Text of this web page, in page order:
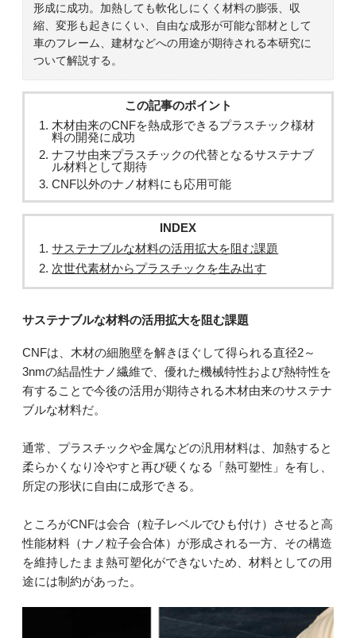
形成に成功。加熱しても軟化しにくく材料の膨張、収
縮、変形も起きにくい、自由な成形が可能な部材として
車のフレーム、建材などへの用途が期待される本研究に
ついて解説する。
この記事のポイント
木材由来のCNFを熱成形できるプラスチック様材
料の開発に成功
ナフサ由来プラスチックの代替となるサステナブ
ル材料として期待
CNF以外のナノ材料にも応用可能
INDEX
サステナブルな材料の活用拡大を阻む課題
次世代素材からプラスチックを生み出す
サステナブルな材料の活用拡大を阻む課題
CNFは、木材の細胞壁を解きほぐして得られる直径2～
3nmの結晶性ナノ繊維で、優れた機械特性および熱特性を
有することで今後の活用が期待される木材由来のサステナ
ブルな材料だ。
通常、プラスチックや金属などの汎用材料は、加熱すると
柔らかくなり冷やすと再び硬くなる「熱可塑性」を有し、
所定の形状に自由に成形できる。
ところがCNFは会合（粒子レベルでひも付け）させると高
性能材料（ナノ粒子会合体）が形成される一方、その構造
を維持したまま熱可塑化ができないため、材料としての用
途には制約があった。